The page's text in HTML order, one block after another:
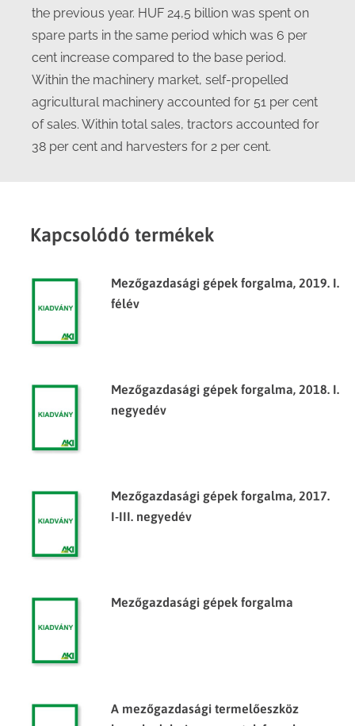
the previous year. HUF 24,5 billion was spent on
spare parts in the same period which was 6 per
cent increase compared to the base period.
Within the machinery market, self-propelled
agricultural machinery accounted for 51 per cent
of sales. Within total sales, tractors accounted for
38 per cent and harvesters for 2 per cent.
Kapcsolódó termékek
Mezőgazdasági gépek forgalma, 2019. I.
félév
Mezőgazdasági gépek forgalma, 2018. I.
negyedév
Mezőgazdasági gépek forgalma, 2017.
I-III. negyedév
Mezőgazdasági gépek forgalma
A mezőgazdasági termelőeszköz